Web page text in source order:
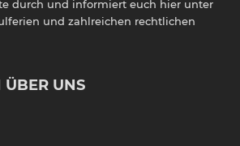
durch und informiert euch hier unter
und zahlreichen rechtlichen
UNS